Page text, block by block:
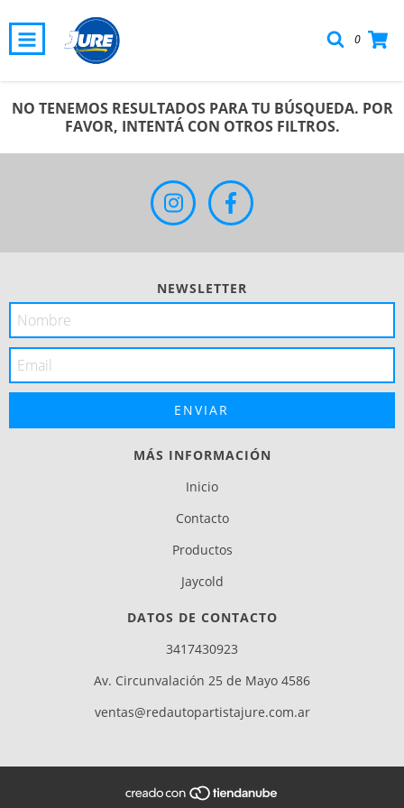
0
NO TENEMOS RESULTADOS PARA TU BÚSQUEDA. POR
FAVOR, INTENTÁ CON OTROS FILTROS.
NEWSLETTER
MÁS INFORMACIÓN
Inicio
Contacto
Productos
Jaycold
DATOS DE CONTACTO
3417430923
Av. Circunvalación 25 de Mayo 4586
ventas@redautopartistajure.com.ar